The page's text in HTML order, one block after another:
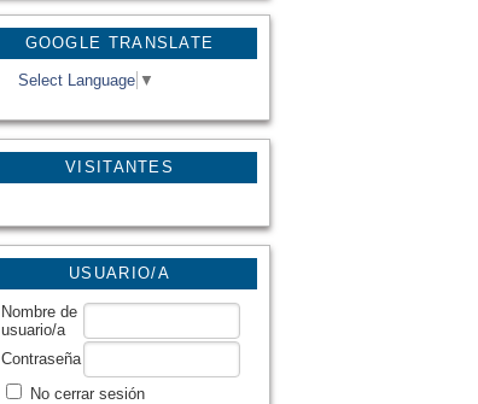
GOOGLE TRANSLATE
Select Language ▼
VISITANTES
USUARIO/A
Nombre de
usuario/a
Contraseña
No cerrar sesión